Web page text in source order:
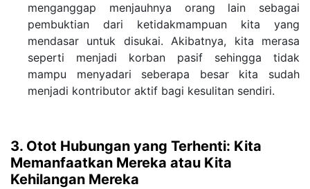
menganggap menjauhnya orang lain sebagai
pembuktian dari ketidakmampuan kita yang
mendasar untuk disukai. Akibatnya, kita merasa
seperti menjadi korban pasif sehingga tidak
mampu menyadari seberapa besar kita sudah
menjadi kontributor aktif bagi kesulitan sendiri.
3. Otot Hubungan yang Terhenti: Kita
Memanfaatkan Mereka atau Kita
Kehilangan Mereka